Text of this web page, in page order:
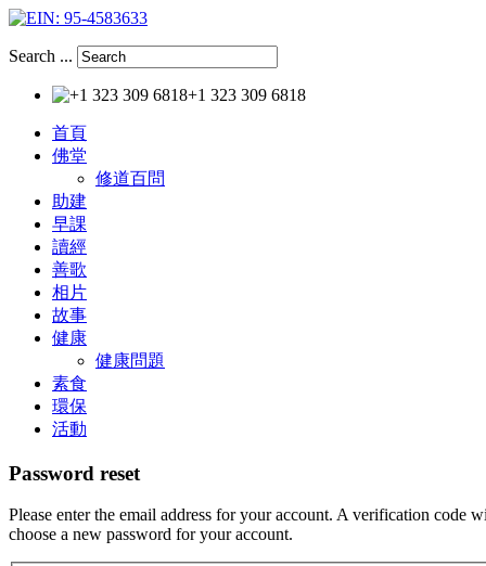
Search ...
+1 323 309 6818
首頁
佛堂
修道百問
助建
早課
讀經
善歌
相片
故事
健康
健康問題
素食
環保
活動
Password reset
Please enter the email address for your account. A verification
choose a new password for your account.